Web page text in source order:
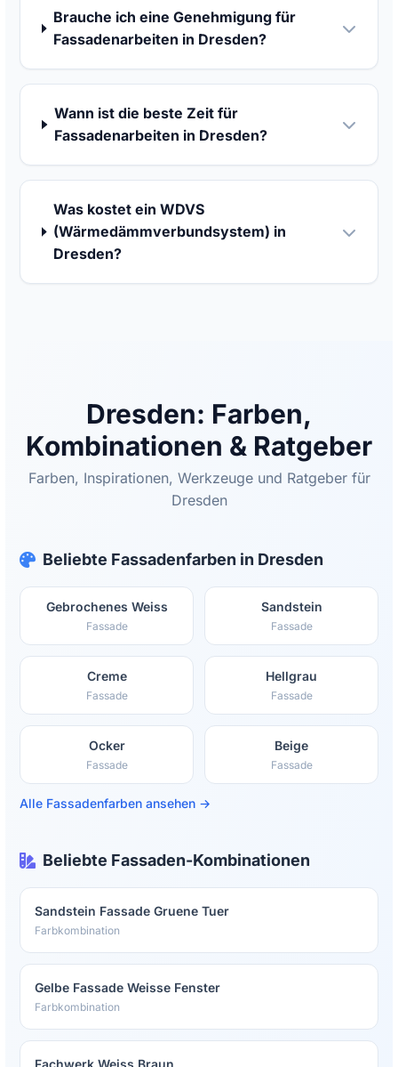
Brauche ich eine Genehmigung für
Fassadenarbeiten in Dresden?
Wann ist die beste Zeit für
Fassadenarbeiten in Dresden?
Was kostet ein WDVS
(Wärmedämmverbundsystem) in
Dresden?
Dresden: Farben,
Kombinationen & Ratgeber
Farben, Inspirationen, Werkzeuge und Ratgeber für
Dresden
Beliebte Fassadenfarben in Dresden
Gebrochenes Weiss
Fassade
Sandstein
Fassade
Creme
Fassade
Hellgrau
Fassade
Ocker
Fassade
Beige
Fassade
Alle Fassadenfarben ansehen →
Beliebte Fassaden-Kombinationen
Sandstein Fassade Gruene Tuer
Farbkombination
Gelbe Fassade Weisse Fenster
Farbkombination
Fachwerk Weiss Braun